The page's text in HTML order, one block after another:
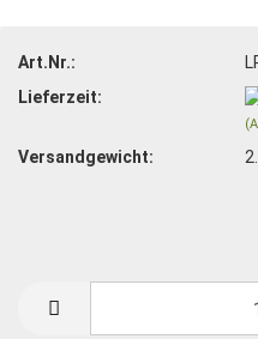
Art.Nr.:
Lieferzeit:
Versandgewicht: